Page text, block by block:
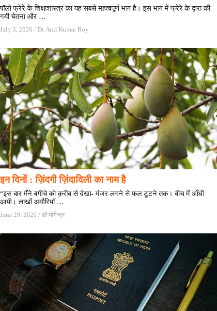
पॉलो फ्रेरे के शिक्षाशास्त्र का यह सबसे महत्वपूर्ण भाग है। इस भाग में फ्रेरे के द्वारा की
गयी चेतना और …
July 3, 2026 / Dr. Anil Kumar Roy
इन दिनों : ज़िंदगी ज़िंदादिली का नाम है
“इस बार मैंने बगीचे को क़रीब से देखा- मंजर लगने से फल टूटने तक। बीच में आँधी
आयी। लाखों अमौरियॉं …
June 29, 2026 / डॉ योगेन्द्र